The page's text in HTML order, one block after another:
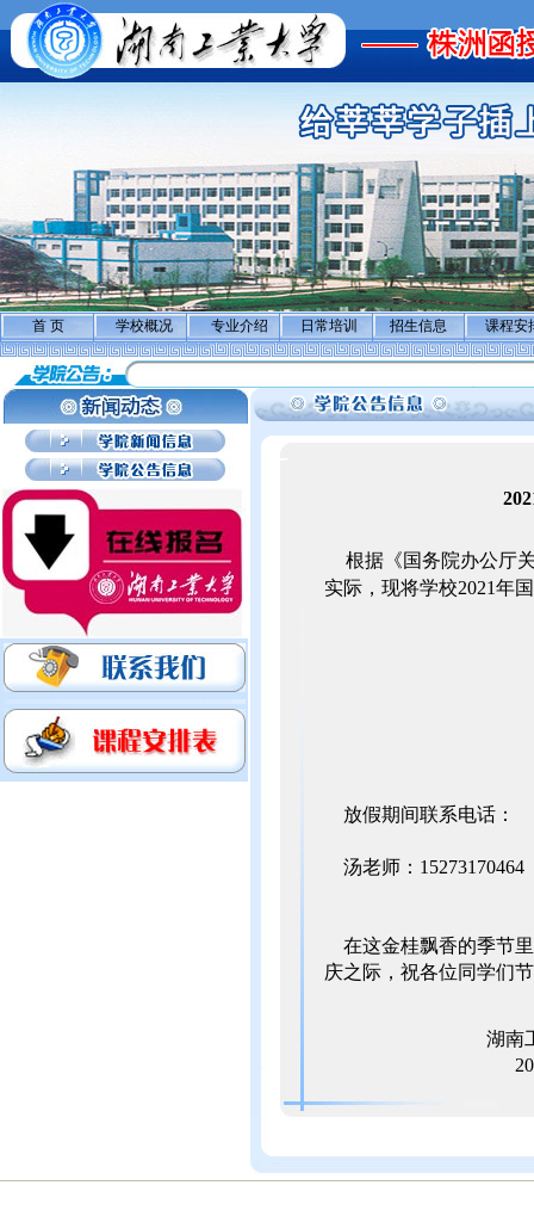
首 页 学校概况 专业介绍 日常培训 招生信息 课程安
根据《国务院办公厅
实际，现将学校2021年
放假期间联系电话：
汤老师：15273170464
在这金桂飘香的季节
庆之际，祝各位同学们
湖南工业大
2021年9